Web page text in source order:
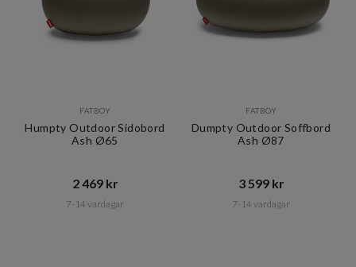
FATBOY
Humpty Outdoor Sidobord
Ash Ø65
2 469 kr​​
7-14 vardagar
FATBOY
Dumpty Outdoor Soffbord
Ash Ø87
3 599 kr​​
7-14 vardagar